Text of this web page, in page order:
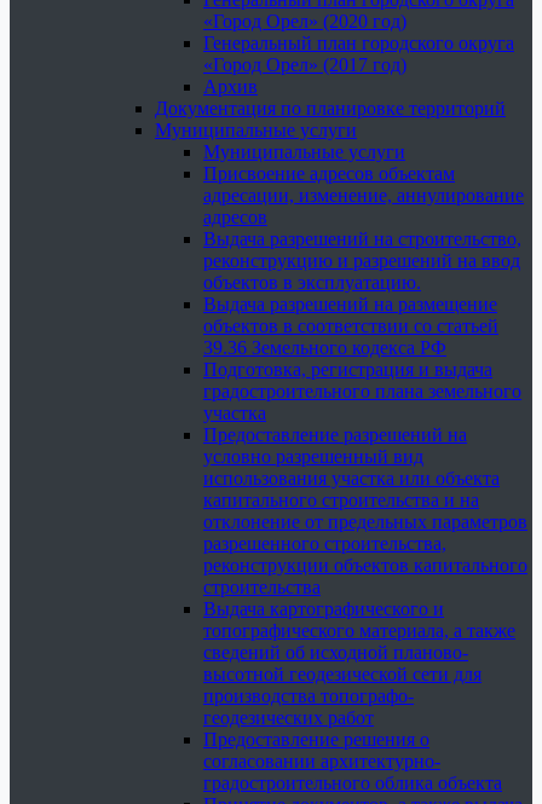
«Город Орел» (2020 год)
Генеральный план городского округа
«Город Орел» (2017 год)
Архив
Документация по планировке территорий
Муниципальные услуги
Муниципальные услуги
Присвоение адресов объектам
адресации, изменение, аннулирование
адресов
Выдача разрешений на строительство,
реконструкцию и разрешений на ввод
объектов в эксплуатацию.
Выдача разрешений на размещение
объектов в соответствии со статьей
39.36 Земельного кодекса РФ
Подготовка, регистрация и выдача
градостроительного плана земельного
участка
Предоставление разрешений на
условно разрешенный вид
использования участка или объекта
капитального строительства и на
отклонение от предельных параметров
разрешенного строительства,
реконструкции объектов капитального
строительства
Выдача картографического и
топографического материала, а также
сведений об исходной планово-
высотной геодезической сети для
производства топографо-
геодезических работ
Предоставление решения о
согласовании архитектурно-
градостроительного облика объекта